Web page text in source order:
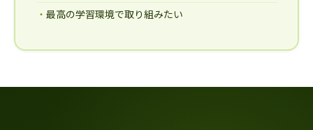
最高の学習環境で取り組みたい